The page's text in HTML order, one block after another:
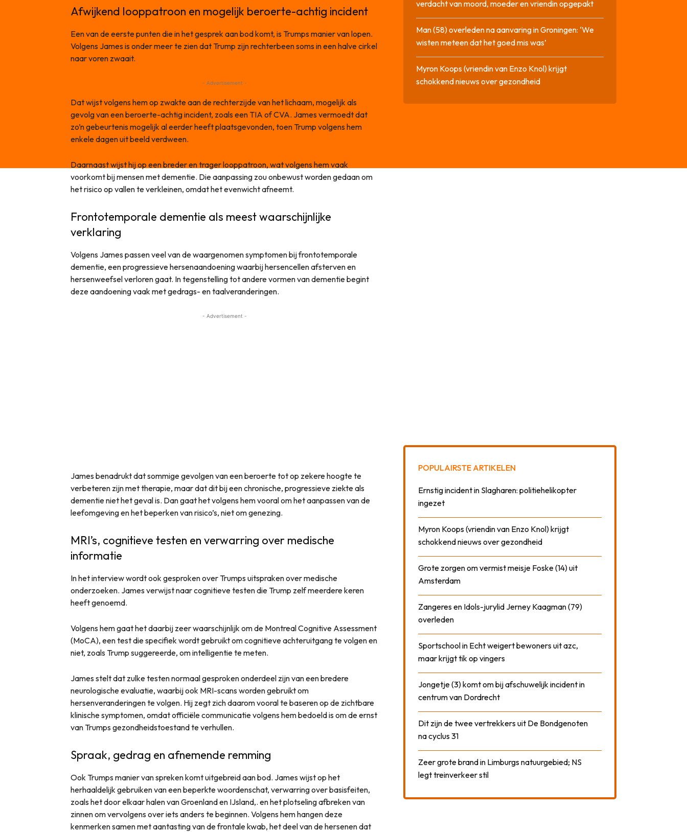
Afwijkend looppatroon en mogelijk beroerte-achtig incident
Een van de eerste punten die in het gesprek aan bod komt, is Trumps manier van lopen.
Volgens James is onder meer te zien dat Trump zijn rechterbeen soms in een halve cirkel
naar voren zwaait.
- Advertisement -
Dat wijst volgens hem op zwakte aan de rechterzijde van het lichaam, mogelijk als
gevolg van een beroerte-achtig incident, zoals een TIA of CVA. James vermoedt dat
zo’n gebeurtenis mogelijk al eerder heeft plaatsgevonden, toen Trump volgens hem
enkele dagen uit beeld verdween.
Daarnaast wijst hij op een breder en trager looppatroon, wat volgens hem vaak
voorkomt bij mensen met dementie. Die aanpassing zou onbewust worden gedaan om
het risico op vallen te verkleinen, omdat het evenwicht afneemt.
Frontotemporale dementie als meest waarschijnlijke
verklaring
Volgens James passen veel van de waargenomen symptomen bij frontotemporale
dementie, een progressieve hersenaandoening waarbij hersencellen afsterven en
hersenweefsel verloren gaat. In tegenstelling tot andere vormen van dementie begint
deze aandoening vaak met gedrags- en taalveranderingen.
- Advertisement -
James benadrukt dat sommige gevolgen van een beroerte tot op zekere hoogte te
verbeteren zijn met therapie, maar dat dit bij een chronische, progressieve ziekte als
dementie niet het geval is. Dan gaat het volgens hem vooral om het aanpassen van de
leefomgeving en het beperken van risico’s, niet om genezing.
MRI’s, cognitieve testen en verwarring over medische
informatie
In het interview wordt ook gesproken over Trumps uitspraken over medische
onderzoeken. James verwijst naar cognitieve testen die Trump zelf meerdere keren
heeft genoemd.
Volgens hem gaat het daarbij zeer waarschijnlijk om de Montreal Cognitive Assessment
(MoCA), een test die specifiek wordt gebruikt om cognitieve achteruitgang te volgen en
niet, zoals Trump suggereerde, om intelligentie te meten.
James stelt dat zulke testen normaal gesproken onderdeel zijn van een bredere
neurologische evaluatie, waarbij ook MRI-scans worden gebruikt om
hersenveranderingen te volgen. Hij zegt zich daarom vooral te baseren op de zichtbare
klinische symptomen, omdat officiële communicatie volgens hem bedoeld is om de ernst
van Trumps gezondheidstoestand te verhullen.
Spraak, gedrag en afnemende remming
Ook Trumps manier van spreken komt uitgebreid aan bod. James wijst op het
herhaaldelijk gebruiken van een beperkte woordenschat, verwarring over basisfeiten,
zoals het door elkaar halen van Groenland en IJsland,. en het plotseling afbreken van
zinnen om vervolgens over iets anders te beginnen. Volgens hem hangen deze
kenmerken samen met aantasting van de frontale kwab, het deel van de hersenen dat
verdacht van moord, moeder en vriendin opgepakt
Man (58) overleden na aanvaring in Groningen: ‘We
wisten meteen dat het goed mis was’
Myron Koops (vriendin van Enzo Knol) krijgt
schokkend nieuws over gezondheid
POPULAIRSTE ARTIKELEN
Ernstig incident in Slagharen: politiehelikopter
ingezet
Myron Koops (vriendin van Enzo Knol) krijgt
schokkend nieuws over gezondheid
Grote zorgen om vermist meisje Foske (14) uit
Amsterdam
Zangeres en Idols-jurylid Jerney Kaagman (79)
overleden
Sportschool in Echt weigert bewoners uit azc,
maar krijgt tik op vingers
Jongetje (3) komt om bij afschuwelijk incident in
centrum van Dordrecht
Dit zijn de twee vertrekkers uit De Bondgenoten
na cyclus 31
Zeer grote brand in Limburgs natuurgebied; NS
legt treinverkeer stil